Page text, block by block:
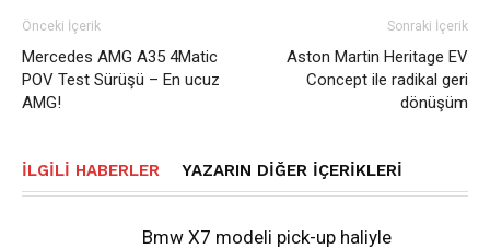
Önceki İçerik
Mercedes AMG A35 4Matic
POV Test Sürüşü – En ucuz
AMG!
Sonraki İçerik
Aston Martin Heritage EV
Concept ile radikal geri
dönüşüm
İLGILI HABERLER YAZARIN DIĞER İÇERIKLERI
Bmw X7 modeli pick-up haliyle